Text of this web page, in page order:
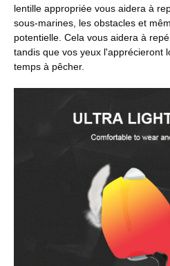
lentille appropriée vous aidera à
sous-marines, les obstacles et
potentielle. Cela vous aidera à
tandis que vos yeux l'apprécieront
temps à pêcher.